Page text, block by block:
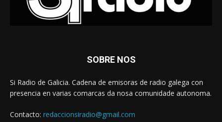
SOBRE NOS
Si Radio de Galicia. Cadena de emisoras de radio galega con
presencia en varias comarcas da nosa comunidade autonoma.
Contacto: redaccionsiradio@gmail.com